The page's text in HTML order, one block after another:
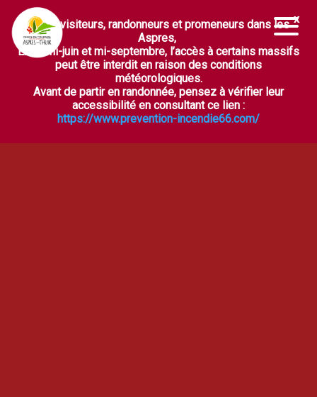
Ouvrir la barre d’outils
Chers visiteurs, randonneurs et promeneurs dans les
Aspres,
Entre mi-juin et mi-septembre, l’accès à certains massifs
peut être interdit en raison des conditions
météorologiques.
Avant de partir en randonnée, pensez à vérifier leur
accessibilité en consultant ce lien :
https://www.prevention-incendie66.com/